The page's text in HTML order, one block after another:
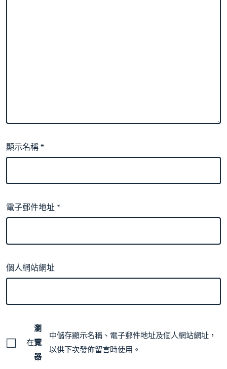
顯示名稱*
電子郵件地址*
個人網站網址
在
瀏
覽
器
中儲存顯示名稱、電子郵件地址及個人網站網址，
以供下次發佈留言時使用。